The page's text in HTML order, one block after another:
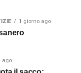
1 giorno ago
ago